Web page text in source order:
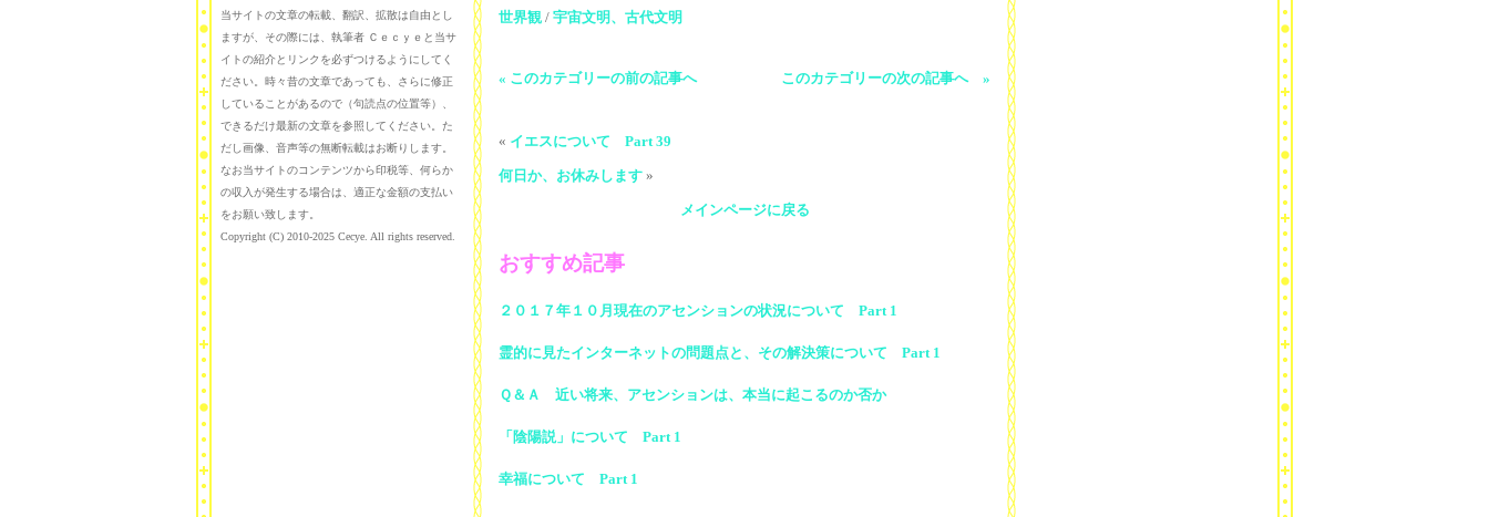
世界観 / 宇宙文明、古代文明
« このカテゴリーの前の記事へ このカテゴリーの次の記事へ »
« イエスについて Part 39
何日か、お休みします »
メインページに戻る
おすすめ記事
２０１７年１０月現在のアセンションの状況について Part 1
霊的に見たインターネットの問題点と、その解決策について Part 1
Ｑ＆Ａ 近い将来、アセンションは、本当に起こるのか否か
「陰陽説」について Part 1
幸福について Part 1
当サイトの文章の転載、翻訳、拡散は自由とし
ますが、その際には、執筆者 Ｃｅｃｙｅと当サ
イトの紹介とリンクを必ずつけるようにしてく
ださい。時々昔の文章であっても、さらに修正
していることがあるので（句読点の位置等）、
できるだけ最新の文章を参照してください。た
だし画像、音声等の無断転載はお断りします。
なお当サイトのコンテンツから印税等、何らか
の収入が発生する場合は、適正な金額の支払い
をお願い致します。
Copyright (C) 2010-2025 Cecye. All rights reserved.